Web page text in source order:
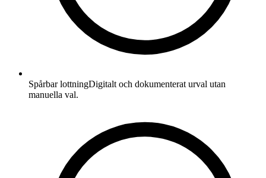
Spårbar lottningDigitalt och dokumenterat urval utan
manuella val.